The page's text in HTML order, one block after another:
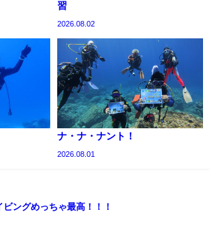
習
2026.08.02
ナ・ナ・ナント！
2026.08.01
ビングめっちゃ最高！！！